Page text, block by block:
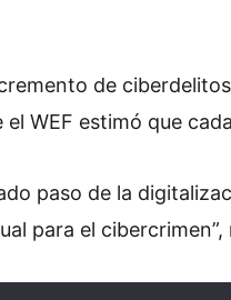
de
el WEF estimó que
paso de la
para el